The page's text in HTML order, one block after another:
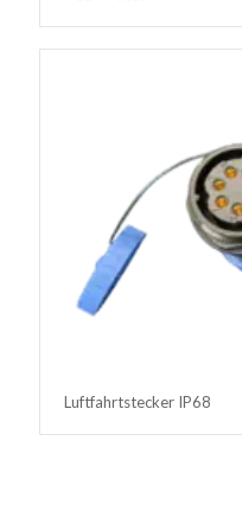
Luftfahrtstecker IP68